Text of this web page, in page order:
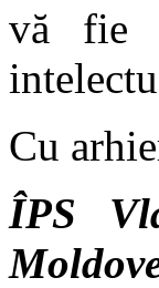
vă fie
Cu
ÎPS